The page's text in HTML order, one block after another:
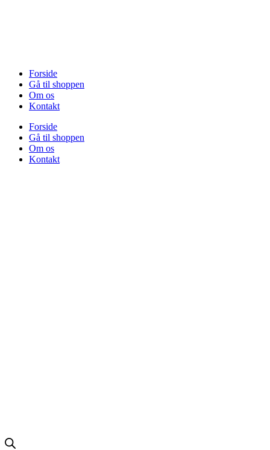
Forside
Gå til shoppen
Om os
Kontakt
Forside
Gå til shoppen
Om os
Kontakt